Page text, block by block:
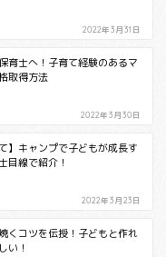
2022年3月31日
育士へ！子育て経験のあるマ
取得方法
2022年3月30日
】キャンプで子どもが成長す
目線で紹介！
2022年3月23日
くコツを伝授！子どもと作れ
い！